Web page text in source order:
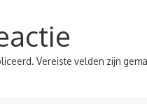
Vereiste velden zijn